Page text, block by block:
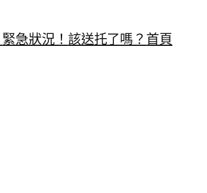
緊急狀況！ 該送托了嗎？ 首頁